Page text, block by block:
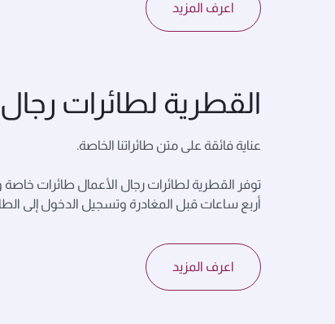
اعرف المزيد
القطرية لطائرات
عناية فائقة على متن طائراتنا الخاصة.
توفر القطرية لطائرات رجال الأعمال طائرات
أربع ساعات قبل المغادرة وتسجيل الدخول إلى الطائرة قبل 10 دقائق
اعرف المزيد